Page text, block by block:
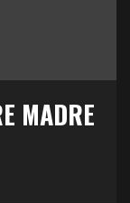
MADRE